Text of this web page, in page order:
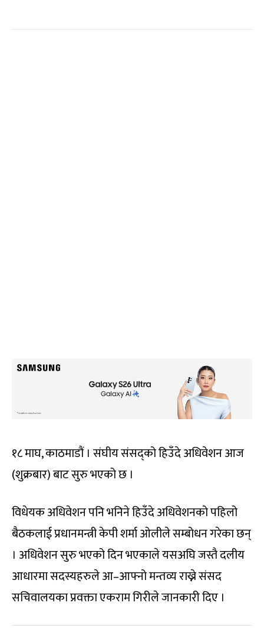
१८ माघ, काठमाडौं । संघीय संसद्को हिउँदे अधिवेशन आज
(शुक्रबार) बाट सुरु भएको छ ।
विधेयक अधिवेशन पनि भनिने हिउँदे अधिवेशनको पहिलो
बैठकलाई प्रधानमन्त्री केपी शर्मा ओलीले सम्बोधन गरेका छन्
। अधिवेशन सुरु भएको दिन भएकाले यसअघि जस्तै दलीय
आधारमा सदस्यहरुले आ–आफ्नो मन्तव्य राख्ने संसद
सचिवालयका प्रवक्ता एकराम गिरीले जानकारी दिए ।